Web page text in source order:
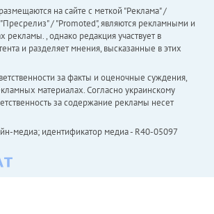
на сайте с меткой "Реклама" /
/ "Promoted", являются рекламными и
рекламы. , однако редакция участвует в
и разделяет мнения, высказанные в этих
за факты и оценочные суждения,
материалах. Согласно украинскому
за содержание рекламы несет
медиа; идентификатор медиа - R40-05097